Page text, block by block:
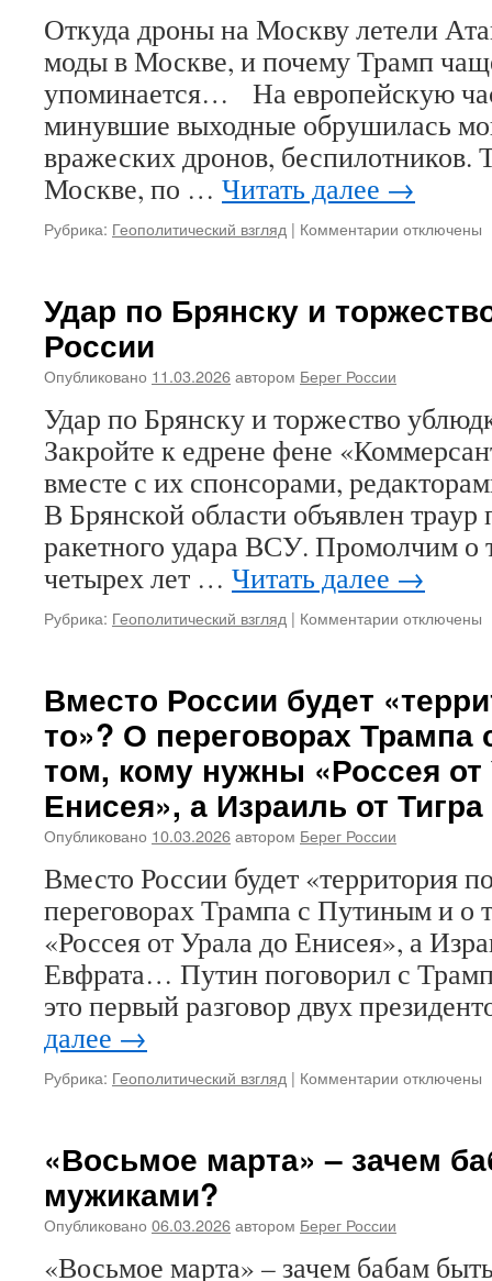
Откуда дроны на Москву летели
моды в Москве, и почему Трамп
упоминается… На европейскую
минувшие выходные обрушилась
вражеских дронов, беспилотников.
Москве, по … Читать далее →
Рубрика: Геополитический взгляд | Комментарии к
на
дронов
и
неделя
моды
в
Москве,
почему
Трамп
Путина
отключены
Удар по Брянску и
России
Опубликовано 11.03.2026автором Берег России
Удар по Брянску и торжество
Закройте к едрене фене
вместе с их спонсорами,
В Брянской области объявлен
ракетного удара ВСУ. Промолчим о
четырех лет … Читать далее →
Рубрика: Геополитический взгляд | Комментарии к
Брянску
и
торжество
ублюдков
в
России
отключены
Вместо России будет
то»? О переговорах
том, кому нужны «Россея
Енисея», а Израиль от
Опубликовано 10.03.2026автором Берег России
Вместо России будет «территория
переговорах Трампа с Путиным и о
«Россея от Урала до Енисея», а
Евфрата… Путин поговорил с
это первый разговор двух
далее →
Рубрика: Геополитический взгляд | Комментарии к
будет
О
отключены
«Восьмое марта» – зачем
мужиками?
Опубликовано 06.03.2026автором Берег России
«Восьмое марта» – зачем бабам